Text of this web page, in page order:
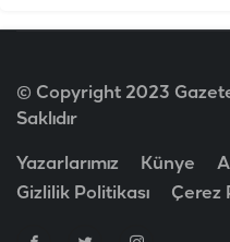
© Copyright 2023
Saklıdır
Yazarlarımız Künye
Gizlilik Politikası
Çerez